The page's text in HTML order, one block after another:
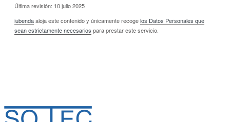
Última revisión: 10 julio 2025
iubendaaloja este contenido y únicamente recogelos Datos Personales que
sean estrictamente necesarios para prestar este servicio.